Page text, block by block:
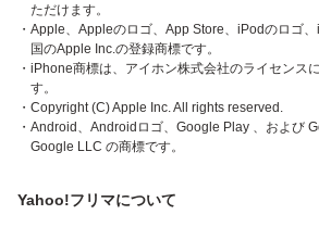
ただけます。
・Apple、Appleのロゴ、App Store、iPodのロゴ
国のApple Inc.の登録商標です。
・iPhone商標は、アイホン株式会社のライセンス
す。
・Copyright (C) Apple Inc. All rights reserved.
・Android、Androidロゴ、Google Play 、および
Google LLC の商標です。
Yahoo!フリマについて